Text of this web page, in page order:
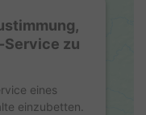
Service zu
eines
einzubetten.